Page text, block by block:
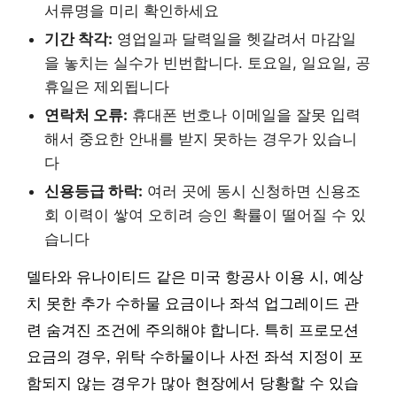
서류명을 미리 확인하세요
기간 착각: 영업일과 달력일을 헷갈려서 마감일
을 놓치는 실수가 빈번합니다. 토요일, 일요일, 공
휴일은 제외됩니다
연락처 오류: 휴대폰 번호나 이메일을 잘못 입력
해서 중요한 안내를 받지 못하는 경우가 있습니
다
신용등급 하락: 여러 곳에 동시 신청하면 신용조
회 이력이 쌓여 오히려 승인 확률이 떨어질 수 있
습니다
델타와 유나이티드 같은 미국 항공사 이용 시, 예상
치 못한 추가 수하물 요금이나 좌석 업그레이드 관
련 숨겨진 조건에 주의해야 합니다. 특히 프로모션
요금의 경우, 위탁 수하물이나 사전 좌석 지정이 포
함되지 않는 경우가 많아 현장에서 당황할 수 있습